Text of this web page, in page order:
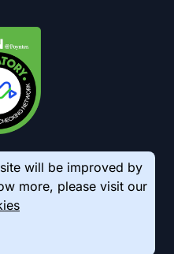
will be improved by
more, please visit our
Rights Reserved